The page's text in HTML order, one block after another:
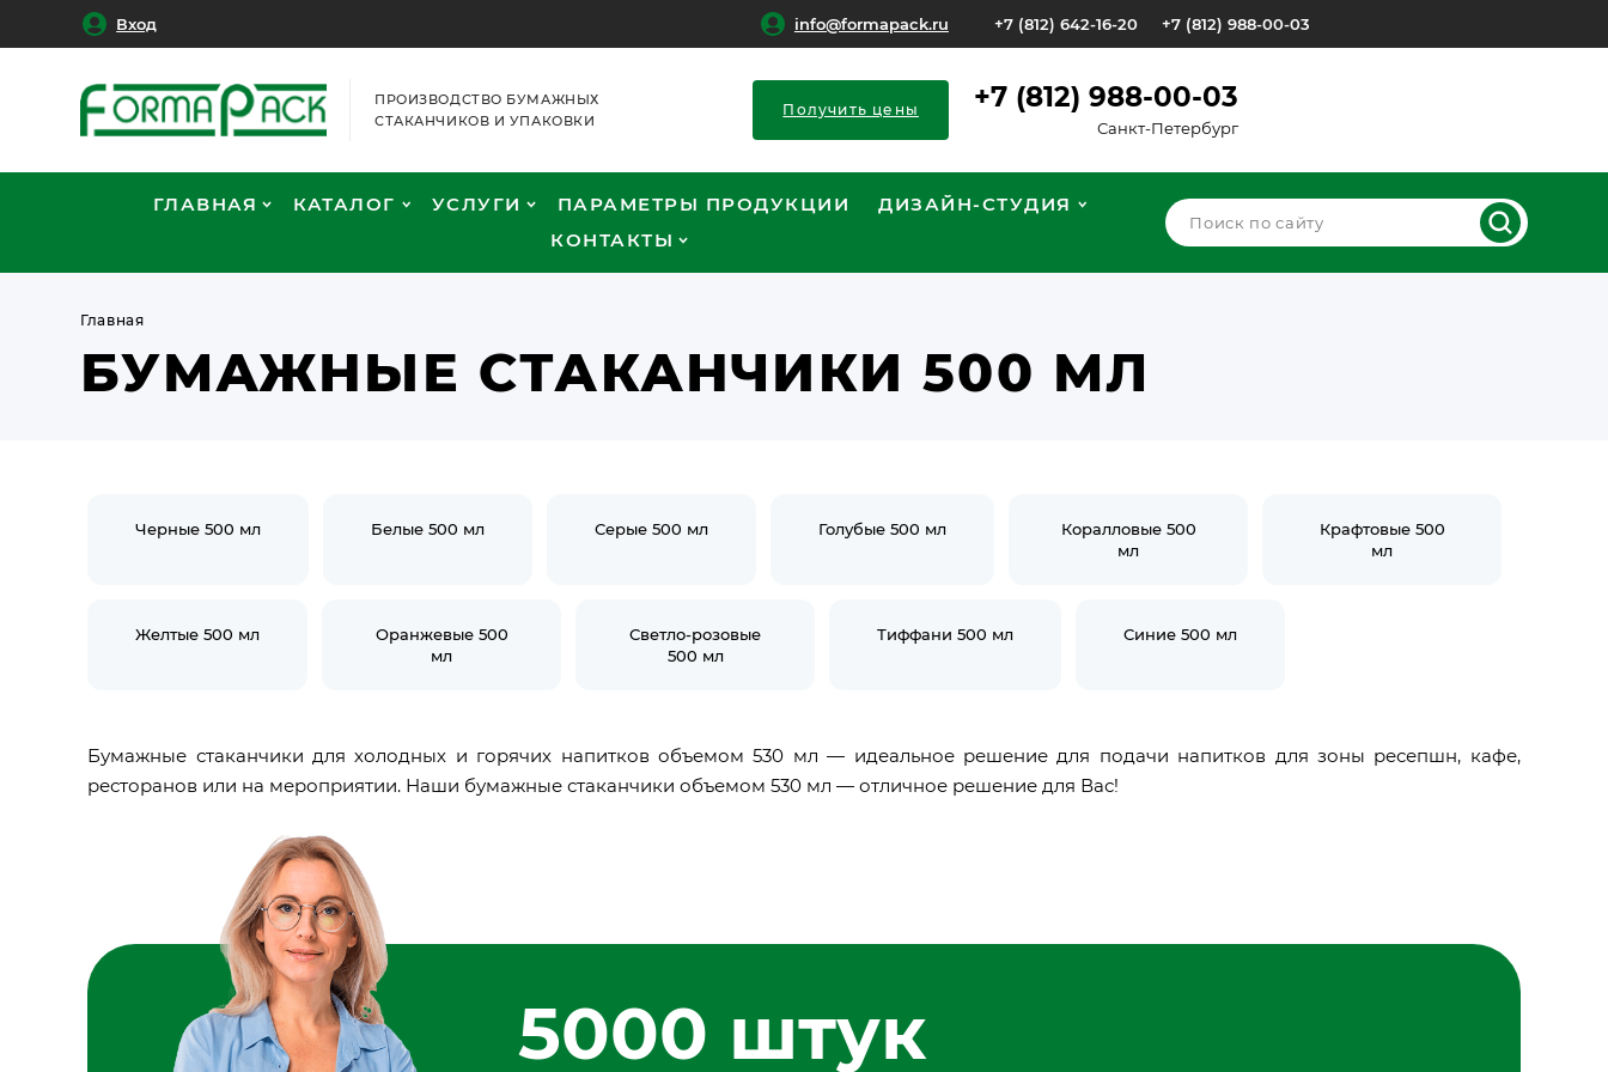
Вход info@formapack.ru +7 (812) 642-16-20 +7 (812) 988-00-03
ПРОИЗВОДСТВО БУМАЖНЫХ
СТАКАНЧИКОВ И УПАКОВКИ
Получить цены +7 (812) 988-00-03
Санкт-Петербург
ГЛАВНАЯ КАТАЛОГ УСЛУГИ ПАРАМЕТРЫ ПРОДУКЦИИ
ДИЗАЙН-СТУДИЯ
КОНТАКТЫ
Главная
БУМАЖНЫЕ СТАКАНЧИКИ 500 МЛ
Черные 500 мл Белые 500 мл Серые 500 мл Голубые 500 мл
Коралловые 500
мл
Крафтовые 500
мл
Желтые 500 мл
Оранжевые 500
мл
Светло-розовые
500 мл
Тиффани 500 мл Синие 500 мл
Бумажные стаканчики для холодных и горячих напитков объемом 530 мл — идеальное решение для подачи напитков для зоны ресепшн, кафе,
ресторанов или на мероприятии. Наши бумажные стаканчики объемом 530 мл — отличное решение для Вас!
5000 штук